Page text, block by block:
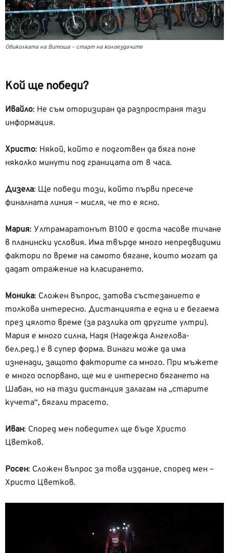
Обиколката на Витоша – старт на колоездачите
Кой ще победи?
Ивайло: Не съм оторизиран да разпространя тази
информация.
Христо: Някой, който е подготвен да бяга поне
няколко минути под границата от 8 часа.
Дизела: Ще победи този, който първи пресече
финалната линия – мисля, че то е ясно.
Мария: Ултрамаратонът В100 е доста часове тичане
в планински условия. Има твърде много непредвидими
фактори по време на самото бягане, които могат да
дадат отражение на класирането.
Моника: Сложен въпрос, затова състезанието е
толкова интересно. Дистанцията е една и е бегаема
през цялото време (за разлика от другите ултри).
Мария е много силна, Надя (Надежда Ангелова-
бел.ред.) е в супер форма. Винаги може да има
изненади, защото факторите са много. При мъжете
е много оспорвано, ще ми е интересно бягането на
Шабан, но на тази дистанция залагам на „старите
кучета“, бягали трасето.
Иван: Според мен победител ще бъде Христо
Цветков.
Росен: Сложен въпрос за това издание, според мен –
Христо Цветков.